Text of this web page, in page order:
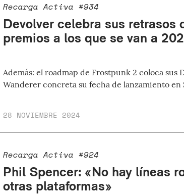
Recarga Activa #934
Devolver celebra sus retrasos
premios a los que se van a
Además: el roadmap de Frostpunk 2 coloca sus
Wanderer concreta su fecha de lanzamiento en
28 NOVIEMBRE 2024
Recarga Activa #924
Phil Spencer: «No hay líneas
otras plataformas»